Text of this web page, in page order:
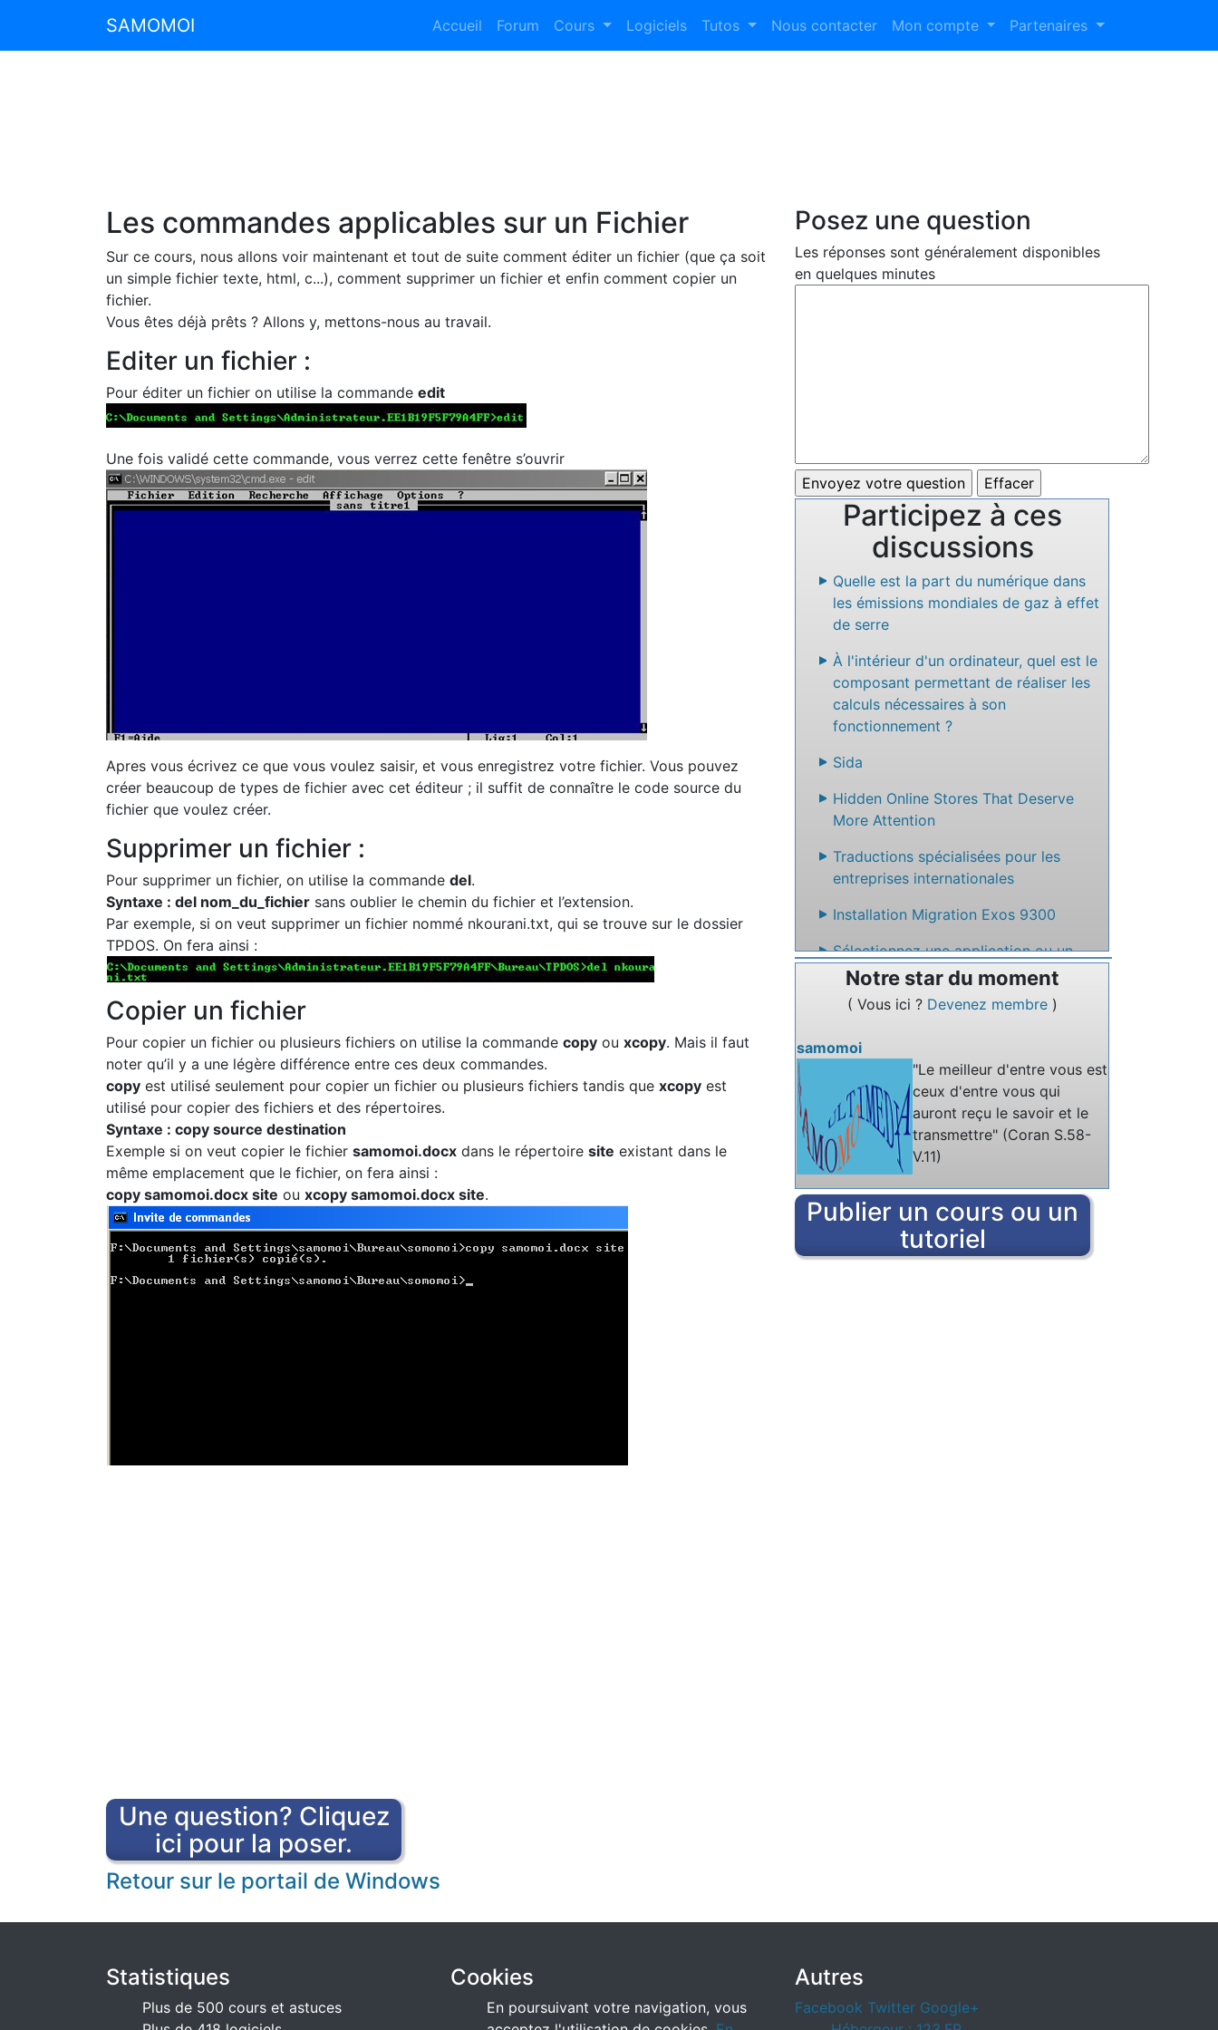
SAMOMOI Accueil Forum Cours Logiciels Tutos Nous contacter Mon compte Partenaires
Les commandes applicables sur un Fichier
Sur ce cours, nous allons voir maintenant et tout de suite comment éditer un fichier (que ça soit
un simple fichier texte, html, c...), comment supprimer un fichier et enfin comment copier un
fichier.
Vous êtes déjà prêts ? Allons y, mettons-nous au travail.
Editer un fichier :
Pour éditer un fichier on utilise la commande edit
Une fois validé cette commande, vous verrez cette fenêtre s’ouvrir
Apres vous écrivez ce que vous voulez saisir, et vous enregistrez votre fichier. Vous pouvez
créer beaucoup de types de fichier avec cet éditeur ; il suffit de connaître le code source du
fichier que voulez créer.
Supprimer un fichier :
Pour supprimer un fichier, on utilise la commande del.
Syntaxe : del nom_du_fichier sans oublier le chemin du fichier et l’extension.
Par exemple, si on veut supprimer un fichier nommé nkourani.txt, qui se trouve sur le dossier
TPDOS. On fera ainsi :
Copier un fichier
Pour copier un fichier ou plusieurs fichiers on utilise la commande copy ou xcopy. Mais il faut
noter qu’il y a une légère différence entre ces deux commandes.
copy est utilisé seulement pour copier un fichier ou plusieurs fichiers tandis que xcopy est
utilisé pour copier des fichiers et des répertoires.
Syntaxe : copy source destination
Exemple si on veut copier le fichier samomoi.docx dans le répertoire site existant dans le
même emplacement que le fichier, on fera ainsi :
copy samomoi.docx site ou xcopy samomoi.docx site.
Une question? Cliquez
ici pour la poser.
Retour sur le portail de Windows
Posez une question
Les réponses sont généralement disponibles
en quelques minutes
Participez à ces
discussions
Quelle est la part du numérique dans
les émissions mondiales de gaz à effet
de serre
À l'intérieur d'un ordinateur, quel est le
composant permettant de réaliser les
calculs nécessaires à son
fonctionnement ?
Sida
Hidden Online Stores That Deserve
More Attention
Traductions spécialisées pour les
entreprises internationales
Installation Migration Exos 9300
Sélectionnez une application ou un
service en ligne qui permet de créer un
site web facilement sans code
de rédiger des textes à plusieurs.
Notre star du moment
( Vous ici ? Devenez membre )
samomoi
"Le meilleur d'entre vous est
ceux d'entre vous qui
auront reçu le savoir et le
transmettre" (Coran S.58-
V.11)
Publier un cours ou un
tutoriel
Statistiques
Plus de 500 cours et astuces
Cookies
En poursuivant votre navigation, vous
Autres
Facebook Twitter Google+